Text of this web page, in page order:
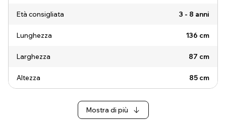
Età consigliata 3 - 8 anni
Lunghezza 136 cm
Larghezza 87 cm
Altezza 85 cm
Mostra di più